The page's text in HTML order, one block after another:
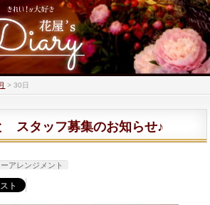
>30日
スタッフ募集のお知らせ♪
アレンジメント